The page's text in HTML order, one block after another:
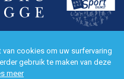
BY PIXELMEDIA
cookies om uw surfervaring
gebruik te maken van deze
meer